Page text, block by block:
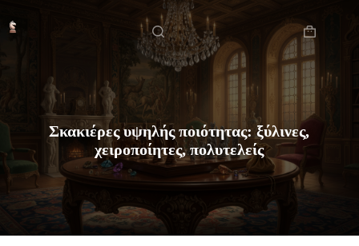
στο
περιεχόμενο
Καλάθι
Αγορών
Σκακιέρες υψηλής ποιότητας: ξύλινες,
χειροποίητες, πολυτελείς